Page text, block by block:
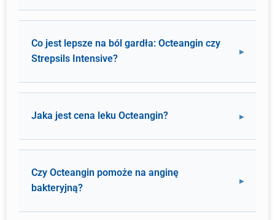
Co jest lepsze na ból gardła: Octeangin czy
Strepsils Intensive?
Jaka jest cena leku Octeangin?
Czy Octeangin pomoże na anginę
bakteryjną?